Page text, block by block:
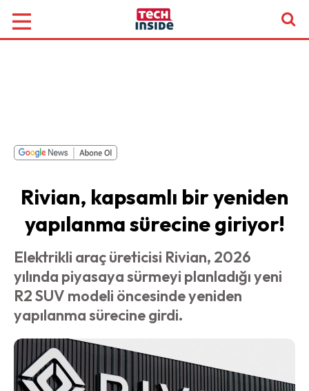
Rivian, kapsamlı bir yeniden
yapılanma sürecine giriyor!
Elektrikli araç üreticisi Rivian, 2026
yılında piyasaya sürmeyi planladığı yeni
R2 SUV modeli öncesinde yeniden
yapılanma sürecine girdi.